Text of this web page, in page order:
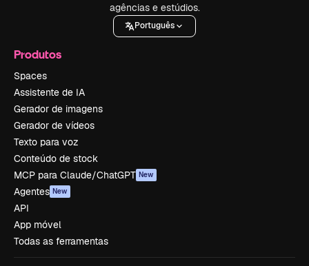
agências e estúdios.
Português
Produtos
Spaces
Assistente de IA
Gerador de imagens
Gerador de vídeos
Texto para voz
Conteúdo de stock
MCP para Claude/ChatGPT New
Agentes New
API
App móvel
Todas as ferramentas